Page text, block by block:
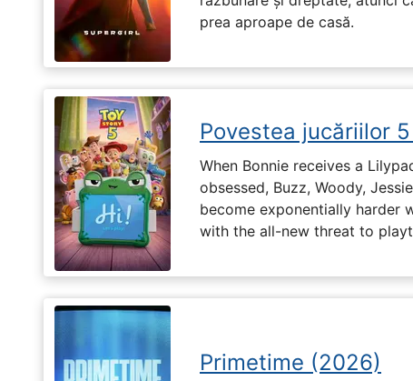
prea aproape de casă.
Povestea jucăriilor
When Bonnie receives a
obsessed, Buzz, Woody,
become exponentially harder
with the all-new threat to
Primetime (2026)